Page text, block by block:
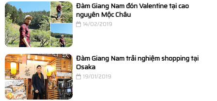
Đàm Giang Nam đón Valentine tại cao
nguyên Mộc Châu
14/02/2019
Đàm Giang Nam trải nghiệm shopping tại
Osaka
19/01/2019